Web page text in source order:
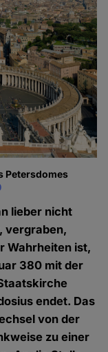
Petersdomes
lieber nicht
vergraben,
Wahrheiten ist,
380 mit der
endet. Das
von der
zu einer